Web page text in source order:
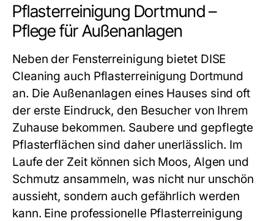
Pflasterreinigung Dortmund –
Pflege für Außenanlagen
Neben der Fensterreinigung bietet DISE
Cleaning auch Pflasterreinigung Dortmund
an. Die Außenanlagen eines Hauses sind oft
der erste Eindruck, den Besucher von Ihrem
Zuhause bekommen. Saubere und gepflegte
Pflasterflächen sind daher unerlässlich. Im
Laufe der Zeit können sich Moos, Algen und
Schmutz ansammeln, was nicht nur unschön
aussieht, sondern auch gefährlich werden
kann. Eine professionelle Pflasterreinigung